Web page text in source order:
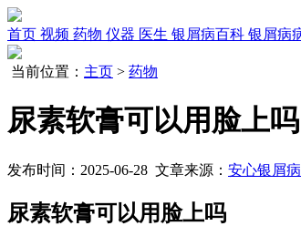
首页 视频 药物 仪器 医生 银屑病百科 银屑病
当前位置： 主页 > 药物
尿素软膏可以用脸上吗
发布时间：2025-06-28 文章来源： 安心银屑
尿素软膏可以用脸上吗